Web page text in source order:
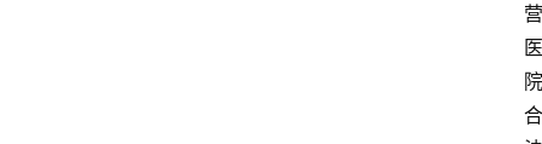
营
医
院
合